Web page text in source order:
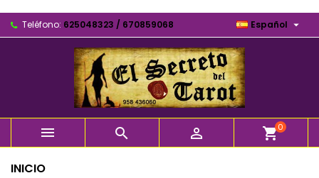
Teléfono: 625048323 / 670859068 Español 
   shopping_cart0
INICIO